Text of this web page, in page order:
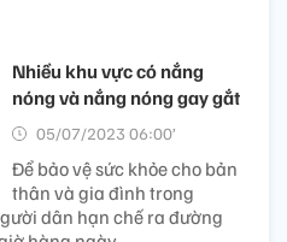
Nhiều khu vực có nắng
nóng và nắng nóng gay gắt
05/07/2023 06:00’
Để bảo vệ sức khỏe cho bản
thân và gia đình trong
dân hạn chế ra đường